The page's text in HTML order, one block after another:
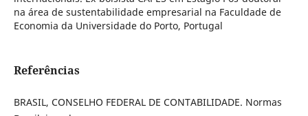
na área de sustentabilidade empresarial na Faculdade de
Economia da Universidade do Porto, Portugal
Referências
BRASIL, CONSELHO FEDERAL DE CONTABILIDADE. Normas